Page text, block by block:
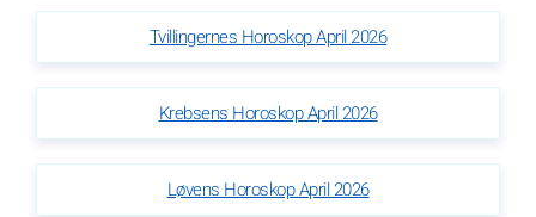
Tvillingernes Horoskop April 2026
Krebsens Horoskop April 2026
Løvens Horoskop April 2026